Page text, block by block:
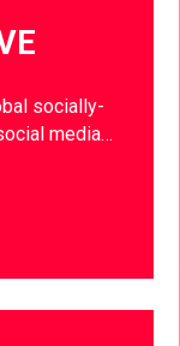
socially-
media…